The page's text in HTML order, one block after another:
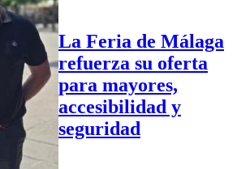
La Feria de Málaga
refuerza su oferta
para mayores,
accesibilidad y
seguridad